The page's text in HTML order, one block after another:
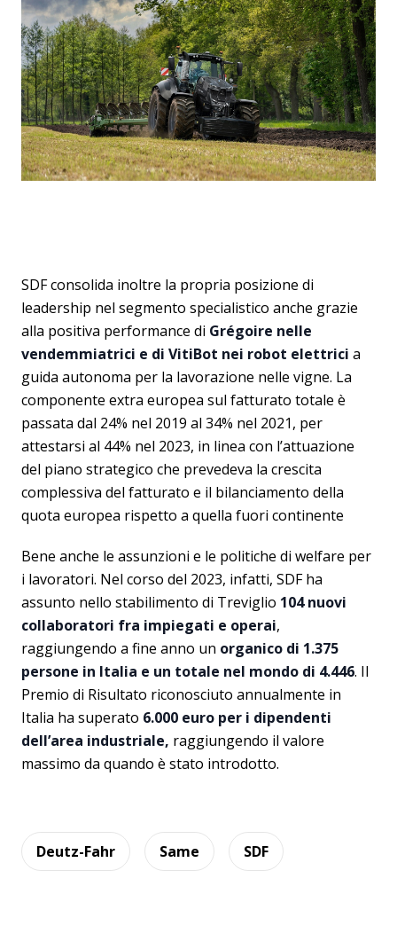
SDF consolida inoltre la propria posizione di
leadership nel segmento specialistico anche grazie
alla positiva performance di Grégoire nelle
vendemmiatrici e di VitiBot nei robot elettrici a
guida autonoma per la lavorazione nelle vigne. La
componente extra europea sul fatturato totale è
passata dal 24% nel 2019 al 34% nel 2021, per
attestarsi al 44% nel 2023, in linea con l’attuazione
del piano strategico che prevedeva la crescita
complessiva del fatturato e il bilanciamento della
quota europea rispetto a quella fuori continente
Bene anche le assunzioni e le politiche di welfare per
i lavoratori. Nel corso del 2023, infatti, SDF ha
assunto nello stabilimento di Treviglio 104 nuovi
collaboratori fra impiegati e operai,
raggiungendo a fine anno un organico di 1.375
persone in Italia e un totale nel mondo di 4.446. Il
Premio di Risultato riconosciuto annualmente in
Italia ha superato 6.000 euro per i dipendenti
dell’area industriale, raggiungendo il valore
massimo da quando è stato introdotto.
Deutz-Fahr Same SDF